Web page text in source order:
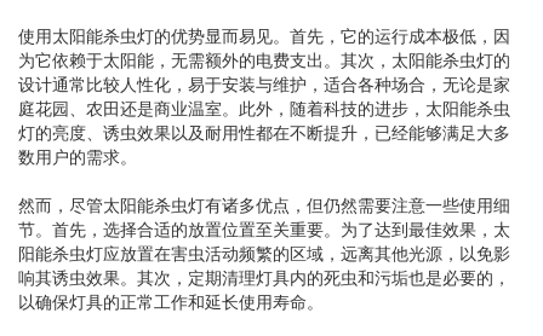
使用太阳能杀虫灯的优势显而易见。首先，它的运行成本极低，因
为它依赖于太阳能，无需额外的电费支出。其次，太阳能杀虫灯的
设计通常比较人性化，易于安装与维护，适合各种场合，无论是家
庭花园、农田还是商业温室。此外，随着科技的进步，太阳能杀虫
灯的亮度、诱虫效果以及耐用性都在不断提升，已经能够满足大多
数用户的需求。
然而，尽管太阳能杀虫灯有诸多优点，但仍然需要注意一些使用细
节。首先，选择合适的放置位置至关重要。为了达到最佳效果，太
阳能杀虫灯应放置在害虫活动频繁的区域，远离其他光源，以免影
响其诱虫效果。其次，定期清理灯具内的死虫和污垢也是必要的，
以确保灯具的正常工作和延长使用寿命。